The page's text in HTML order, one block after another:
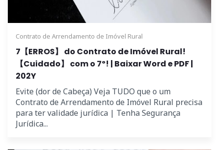
Contrato de Arrendamento de Imóvel Rural
7【ERROS】 do Contrato de Imóvel Rural!
【Cuidado】 com o 7º! | Baixar Word e PDF |
202Y
Evite (dor de Cabeça) Veja TUDO que o um
Contrato de Arrendamento de Imóvel Rural precisa
para ter validade jurídica | Tenha Segurança
Jurídica...